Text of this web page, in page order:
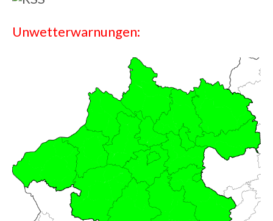
Unwetterwarnungen: